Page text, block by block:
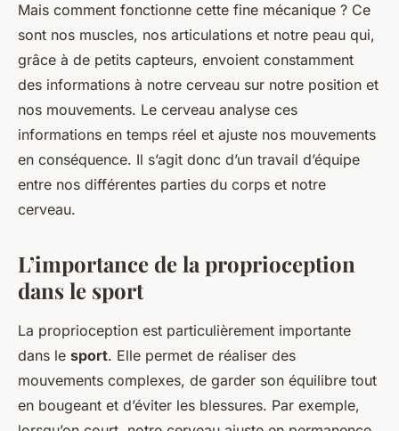
Mais comment fonctionne cette fine mécanique ? Ce
sont nos muscles, nos articulations et notre peau qui,
grâce à de petits capteurs, envoient constamment
des informations à notre cerveau sur notre position et
nos mouvements. Le cerveau analyse ces
informations en temps réel et ajuste nos mouvements
en conséquence. Il s’agit donc d’un travail d’équipe
entre nos différentes parties du corps et notre
cerveau.
L’importance de la proprioception
dans le sport
La proprioception est particulièrement importante
dans le sport. Elle permet de réaliser des
mouvements complexes, de garder son équilibre tout
en bougeant et d’éviter les blessures. Par exemple,